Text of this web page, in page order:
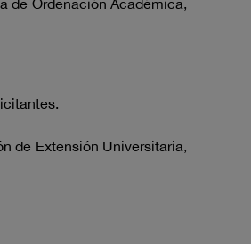
de Ordenación Académica,
de Extensión Universitaria,